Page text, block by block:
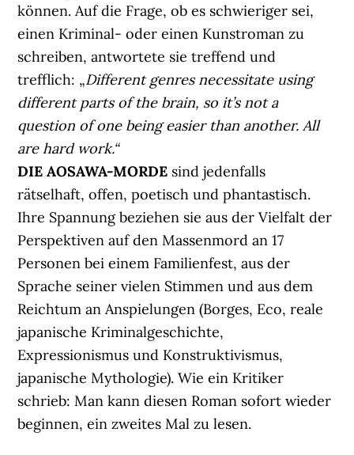
können. Auf die Frage, ob es schwieriger sei,
einen Kriminal- oder einen Kunstroman zu
schreiben, antwortete sie treffend und
trefflich: „Different genres necessitate using
different parts of the brain, so it’s not a
question of one being easier than another. All
are hard work.“
DIE AOSAWA-MORDE sind jedenfalls
rätselhaft, offen, poetisch und phantastisch.
Ihre Spannung beziehen sie aus der Vielfalt der
Perspektiven auf den Massenmord an 17
Personen bei einem Familienfest, aus der
Sprache seiner vielen Stimmen und aus dem
Reichtum an Anspielungen (Borges, Eco, reale
japanische Kriminalgeschichte,
Expressionismus und Konstruktivismus,
japanische Mythologie). Wie ein Kritiker
schrieb: Man kann diesen Roman sofort wieder
beginnen, ein zweites Mal zu lesen.